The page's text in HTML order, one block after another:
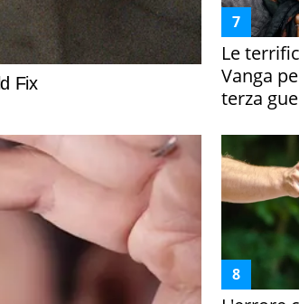
Le
Vanga
terza